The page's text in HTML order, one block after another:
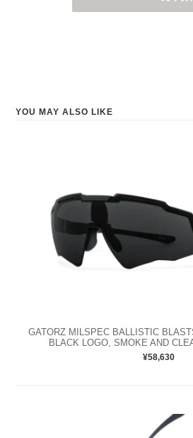
YOU MAY ALSO LIKE
GATORZ MILSPEC BALLISTIC
BLACK LOGO, SMOKE AND
¥58,630